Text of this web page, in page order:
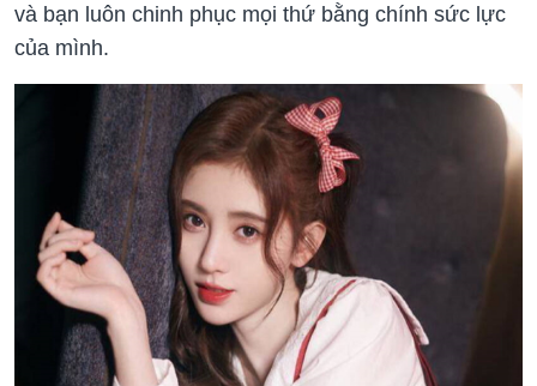
và bạn luôn chinh phục mọi thứ bằng chính sức lực
của mình.